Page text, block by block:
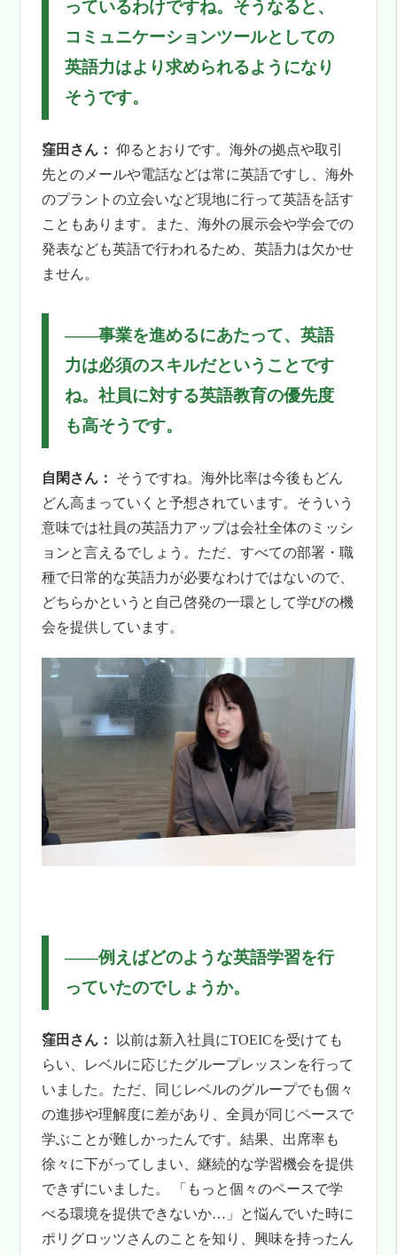
っているわけですね。そうなると、
コミュニケーションツールとしての
英語力はより求められるようになり
そうです。
窪田さん： 仰るとおりです。海外の拠点や取引
先とのメールや電話などは常に英語ですし、海外
のプラントの立会いなど現地に行って英語を話す
こともあります。また、海外の展示会や学会での
発表なども英語で行われるため、英語力は欠かせ
ません。
――事業を進めるにあたって、英語
力は必須のスキルだということです
ね。社員に対する英語教育の優先度
も高そうです。
自閑さん：
そうですね。海外比率は今後もどん
どん高まっていくと予想されています。そういう
意味では社員の英語力アップは会社全体のミッシ
ョンと言えるでしょう。ただ、すべての部署・職
種で日常的な英語力が必要なわけではないので、
どちらかというと自己啓発の一環として学びの機
会を提供しています。
――例えばどのような英語学習を行
っていたのでしょうか。
窪田さん：
以前は新入社員にTOEICを受けても
らい、レベルに応じたグループレッスンを行って
いました。ただ、同じレベルのグループでも個々
の進捗や理解度に差があり、全員が同じペースで
学ぶことが難しかったんです。結果、出席率も
徐々に下がってしまい、継続的な学習機会を提供
できずにいました。 「もっと個々のペースで学
べる環境を提供できないか…」と悩んでいた時に
ポリグロッツさんのことを知り、興味を持ったん